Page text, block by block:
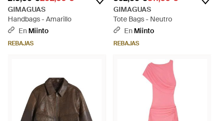
GIMAGUAS
Handbags - Amarillo
En Miinto
REBAJAS
GIMAGUAS
Tote Bags - Neutro
En Miinto
REBAJAS